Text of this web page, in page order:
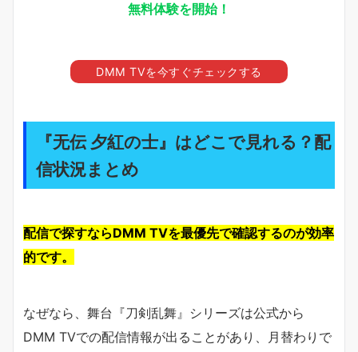
無料体験を開始！
DMM TVを今すぐチェックする
『无伝 夕紅の士』はどこで見れる？配
信状況まとめ
配信で探すならDMM TVを最優先で確認するのが効率
的です。
なぜなら、舞台『刀剣乱舞』シリーズは公式から
DMM TVでの配信情報が出ることがあり、月替わりで